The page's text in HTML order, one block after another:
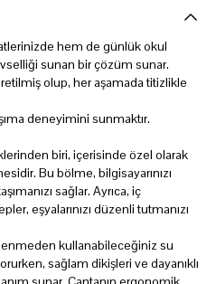
hem de günlük okul
sunan bir çözüm sunar.
olup, her aşamada titizlikle
deneyimini sunmaktır.
biri, içerisinde özel olarak
Bu bölme, bilgisayarınızı
sağlar. Ayrıca, iç
eşyalarınızı düzenli tutmanızı
kullanabileceğiniz su
sağlam dikişleri ve dayanıklı